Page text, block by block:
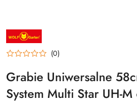
NAZWA
PRODUCENTA:
GARTEN (0)
Grabie Uniwersalne
System Multi Star UH-